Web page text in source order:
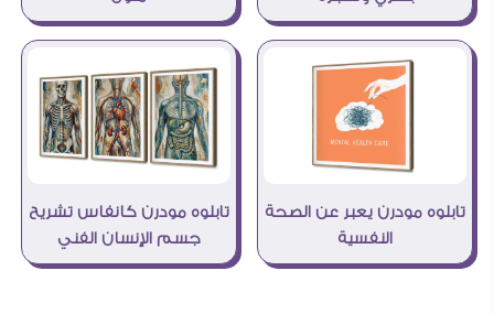
تابلوه مودرن يعبر عن الصحة
النفسية
تابلوه مودرن كانفاس تشريح
جسم الإنسان الفني